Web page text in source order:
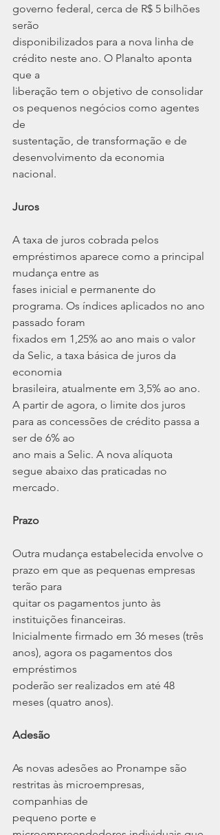
governo federal, cerca de R$ 5 bilhões
serão
disponibilizados para a nova linha de
crédito neste ano. O Planalto aponta
que a
liberação tem o objetivo de consolidar
os pequenos negócios como agentes
de
sustentação, de transformação e de
desenvolvimento da economia
nacional.
Juros
A taxa de juros cobrada pelos
empréstimos aparece como a principal
mudança entre as
fases inicial e permanente do
programa. Os índices aplicados no ano
passado foram
fixados em 1,25% ao ano mais o valor
da Selic, a taxa básica de juros da
economia
brasileira, atualmente em 3,5% ao ano.
A partir de agora, o limite dos juros
para as concessões de crédito passa a
ser de 6% ao
ano mais a Selic. A nova alíquota
segue abaixo das praticadas no
mercado.
Prazo
Outra mudança estabelecida envolve o
prazo em que as pequenas empresas
terão para
quitar os pagamentos junto às
instituições financeiras.
Inicialmente firmado em 36 meses (três
anos), agora os pagamentos dos
empréstimos
poderão ser realizados em até 48
meses (quatro anos).
Adesão
As novas adesões ao Pronampe são
restritas às microempresas,
companhias de
pequeno porte e